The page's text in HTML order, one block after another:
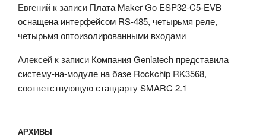
Евгений к записи Плата Maker Go ESP32-C5-EVB
оснащена интерфейсом RS-485, четырьмя реле,
четырьмя оптоизолированными входами
Алексей к записи Компания Geniatech представила
систему-на-модуле на базе Rockchip RK3568,
соответствующую стандарту SMARC 2.1
АРХИВЫ